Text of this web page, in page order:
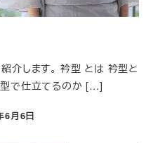
介します。 衿型 とは 衿型と
型で仕立てるのか […]
6月6日